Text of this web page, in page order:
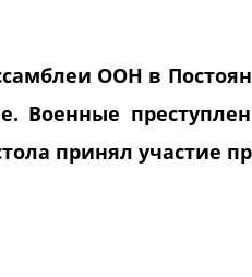
ООН в
Военные
принял участие